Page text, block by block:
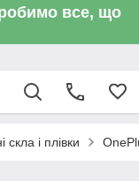
робимо все, що
скла і плівки